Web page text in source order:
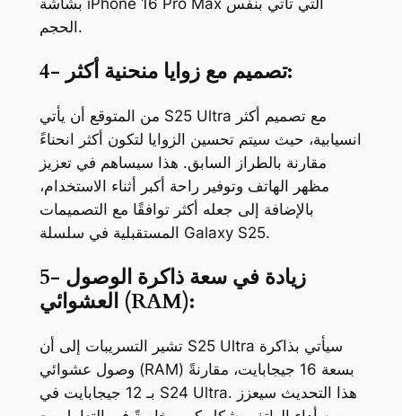
الحجم.
4- تصميم مع زوايا منحنية أكثر:
من المتوقع أن يأتي S25 Ultra مع تصميم أكثر
انسيابية، حيث سيتم تحسين الزوايا لتكون أكثر انحناءً
مقارنة بالطراز السابق. هذا سيساهم في تعزيز
مظهر الهاتف وتوفير راحة أكبر أثناء الاستخدام،
بالإضافة إلى جعله أكثر توافقًا مع التصميمات
المستقبلية في سلسلة Galaxy S25.
5- زيادة في سعة ذاكرة الوصول
العشوائي (RAM):
تشير التسريبات إلى أن S25 Ultra سيأتي بذاكرة
وصول عشوائي (RAM) بسعة 16 جيجابايت، مقارنةً
بـ 12 جيجابايت في S24 Ultra. هذا التحديث سيعزز